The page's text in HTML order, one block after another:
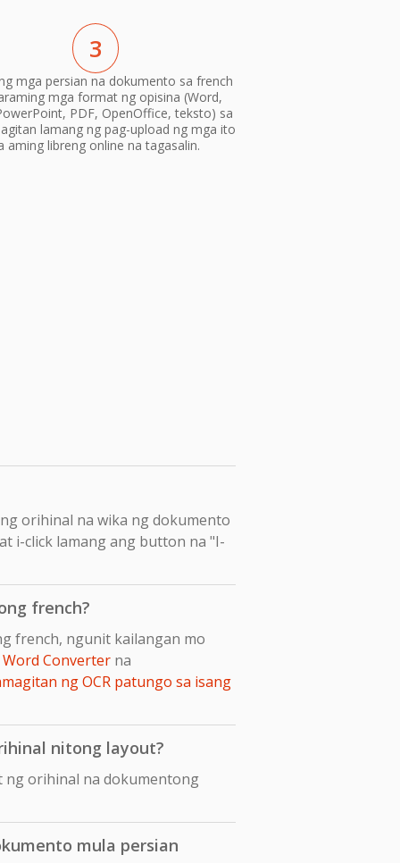
3
mga persian na dokumento sa french
mga format ng opisina (Word,
PDF, OpenOffice, teksto) sa
lamang ng pag-upload ng mga ito
aming libreng online na tagasalin.
orihinal na wika ng dokumento
i-click lamang ang button na "I-
french?
french, ngunit kailangan mo
Word Converter na
ng OCR patungo sa isang
nitong layout?
ng orihinal na dokumentong
mula persian